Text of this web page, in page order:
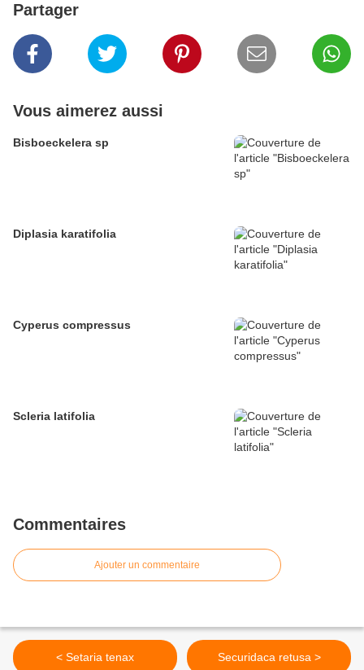
Partager
Vous aimerez aussi
Bisboeckelera sp
Diplasia karatifolia
Cyperus compressus
Scleria latifolia
Commentaires
Ajouter un commentaire
< Setaria tenax Securidaca retusa >